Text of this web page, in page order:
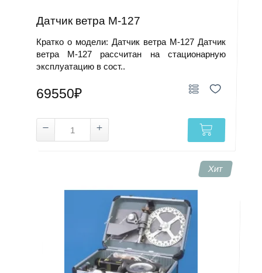
Датчик ветра М-127
Кратко о модели: Датчик ветра М-127 Датчик
ветра М-127 рассчитан на стационарную
эксплуатацию в сост..
69550₽
Хит